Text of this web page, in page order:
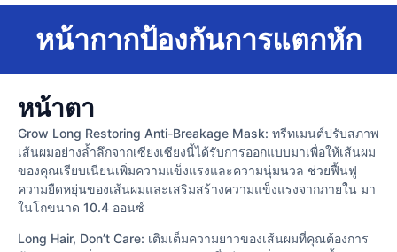
หน้ากากป้องกันการแตกหัก
หน้าตา
Grow Long Restoring Anti-Breakage Mask: ทรีทเมนต์ปรับสภาพ
เส้นผมอย่างล้ำลึกจากเซียงเซียงนี้ได้รับการออกแบบมาเพื่อให้เส้นผม
ของคุณเรียบเนียนเพิ่มความแข็งแรงและความนุ่มนวล ช่วยฟื้นฟู
ความยืดหยุ่นของเส้นผมและเสริมสร้างความแข็งแรงจากภายใน มา
ในโถขนาด 10.4 ออนซ์
Long Hair, Don’t Care: เติมเต็มความยาวของเส้นผมที่คุณต้องการ